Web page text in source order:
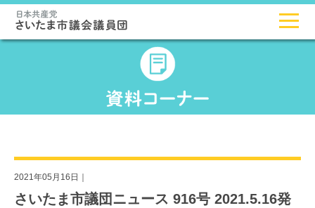
2021年05月16日｜
さいたま市議団ニュース 916号 2021.5.16発